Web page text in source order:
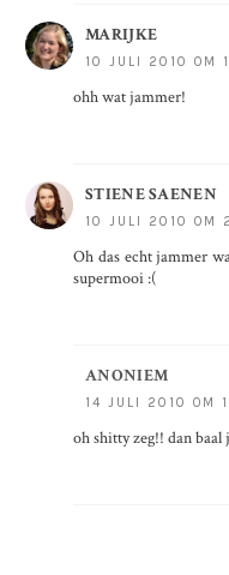
MARIJKE
10 JULI 2010 OM
ohh wat jammer!
STIENE SAENEN
10 JULI 2010 OM
Oh das echt jammer
supermooi :(
ANONIEM
14 JULI 2010 OM
oh shitty zeg!! dan